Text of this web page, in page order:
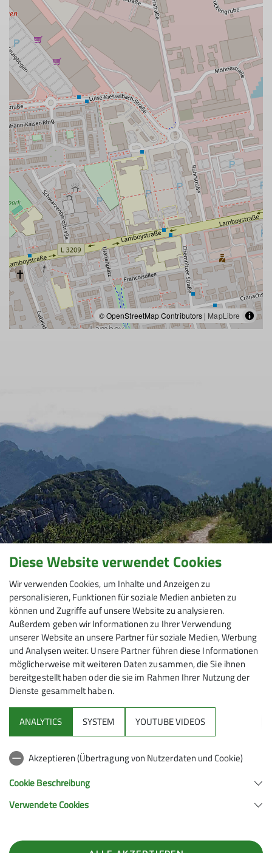
© OpenStreetMap Contributors | MapLibre
Mitmachen
Klettern
Service
63450 Hanau
Diese Website verwendet Cookies
Wir verwenden Cookies, um Inhalte und Anzeigen zu
personalisieren, Funktionen für soziale Medien anbieten zu
können und Zugriffe auf unsere Website zu analysieren.
Außerdem geben wir Informationen zu Ihrer Verwendung
unserer Website an unsere Partner für soziale Medien, Werbung
und Analysen weiter. Unsere Partner führen diese Informationen
möglicherweise mit weiteren Daten zusammen, die Sie ihnen
bereitgestellt haben oder die sie im Rahmen Ihrer Nutzung der
Dienste gesammelt haben.
ANALYTICS SYSTEM YOUTUBE VIDEOS
Akzeptieren (Übertragung von Nutzerdaten und Cookie)
Cookie Beschreibung
Verwendete Cookies